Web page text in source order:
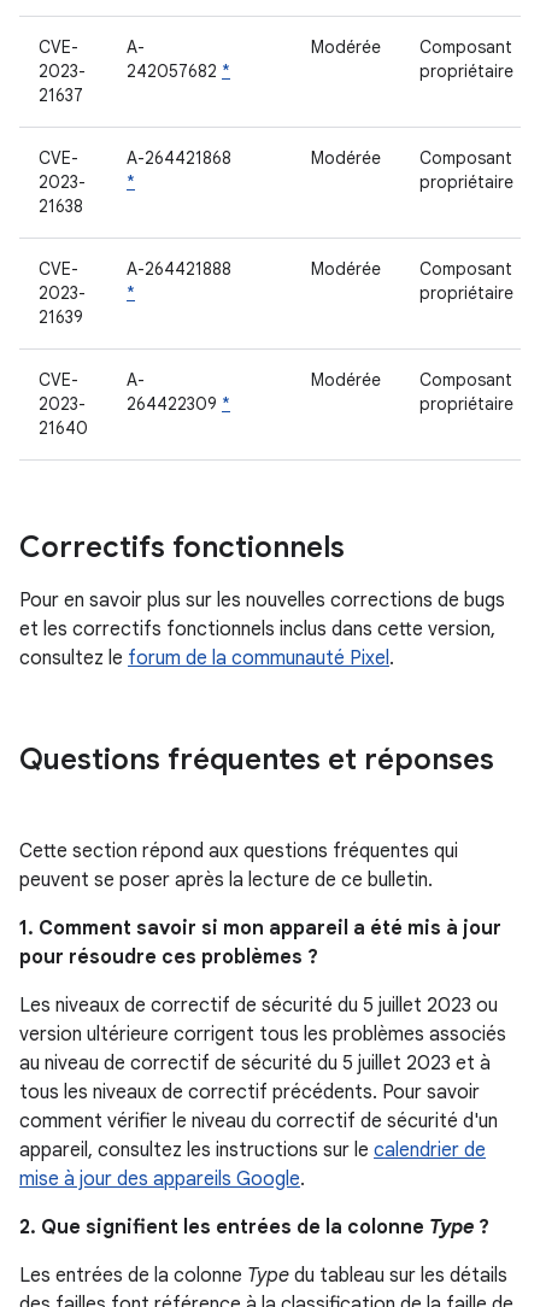
CVE-
2023-
21637
A-
242057682 *
Modérée
Composant
propriétaire
CVE-
2023-
21638
A-264421868
*
Modérée
Composant
propriétaire
CVE-
2023-
21639
A-264421888
*
Modérée
Composant
propriétaire
CVE-
2023-
21640
A-
264422309 *
Modérée
Composant
propriétaire
Correctifs fonctionnels
Pour en savoir plus sur les nouvelles corrections de bugs
et les correctifs fonctionnels inclus dans cette version,
consultez le forum de la communauté Pixel.
Questions fréquentes et réponses
Cette section répond aux questions fréquentes qui
peuvent se poser après la lecture de ce bulletin.
1. Comment savoir si mon appareil a été mis à jour
pour résoudre ces problèmes ?
Les niveaux de correctif de sécurité du 5 juillet 2023 ou
version ultérieure corrigent tous les problèmes associés
au niveau de correctif de sécurité du 5 juillet 2023 et à
tous les niveaux de correctif précédents. Pour savoir
comment vérifier le niveau du correctif de sécurité d'un
appareil, consultez les instructions sur le calendrier de
mise à jour des appareils Google.
2. Que signifient les entrées de la colonne Type ?
Les entrées de la colonne Type du tableau sur les détails